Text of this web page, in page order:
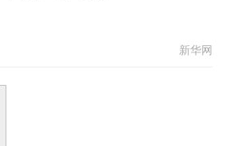
新华网